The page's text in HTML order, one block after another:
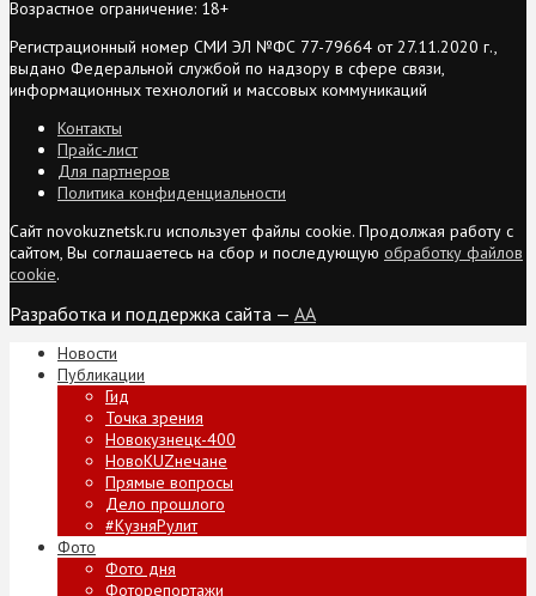
Возрастное ограничение: 18+
Регистрационный номер СМИ ЭЛ №ФС 77-79664 от 27.11.2020 г.,
выдано Федеральной службой по надзору в сфере связи,
информационных технологий и массовых коммуникаций
Контакты
Прайс-лист
Для партнеров
Политика конфиденциальности
Сайт novokuznetsk.ru использует файлы cookie. Продолжая работу с
сайтом, Вы соглашаетесь на сбор и последующую обработку файлов
cookie.
Разработка и поддержка сайта — AA
Новости
Публикации
Гид
Точка зрения
Новокузнецк-400
НовоKUZнечане
Прямые вопросы
Дело прошлого
#КузняРулит
Фото
Фото дня
Фоторепортажи